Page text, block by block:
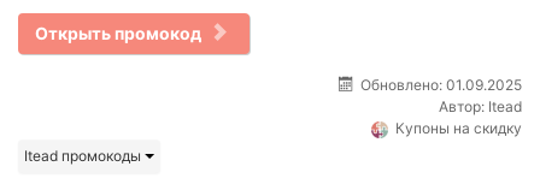
Открыть промокод
Обновлено: 01.09.2025
Автор: Itead
Купоны на скидку
Itead промокоды